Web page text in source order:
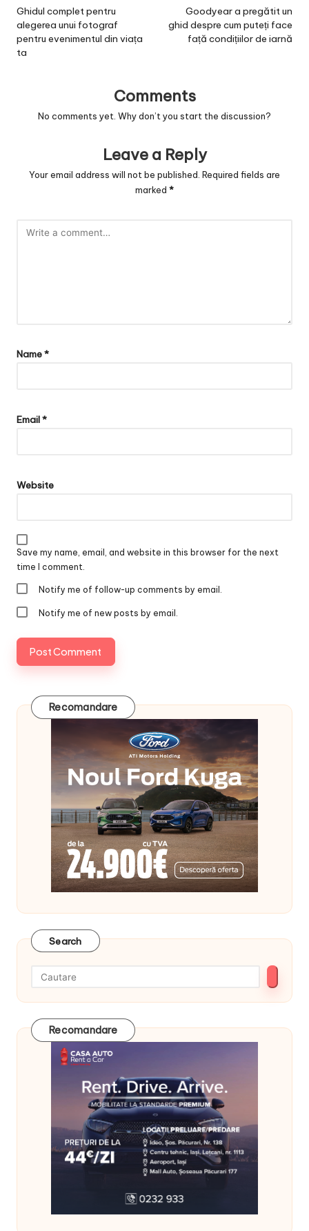
navigation
Ghidul complet pentru
alegerea unui fotograf
pentru evenimentul din viața
ta
Goodyear a pregătit un
ghid despre cum puteți face
față condițiilor de iarnă
Comments
No comments yet. Why don’t you start the discussion?
Leave a Reply
Your email address will not be published. Required fields are
marked *
Name*
Email*
Website
Save my name, email, and website in this browser for the next
time I comment.
Notify me of follow-up comments by email.
Notify me of new posts by email.
Recomandare
Search
Recomandare